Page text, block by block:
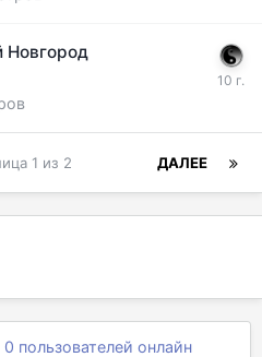
Новгород
ДАЛЕЕ
1 из 2
0 пользователей онлайн